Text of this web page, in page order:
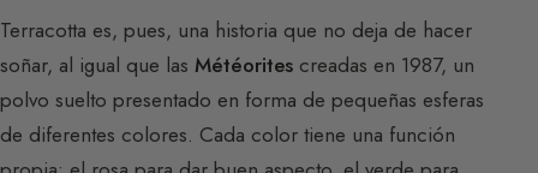
Terracotta es, pues, una historia que no deja de hacer
soñar, al igual que las Météorites creadas en 1987, un
polvo suelto presentado en forma de pequeñas esferas
de diferentes colores. Cada color tiene una función